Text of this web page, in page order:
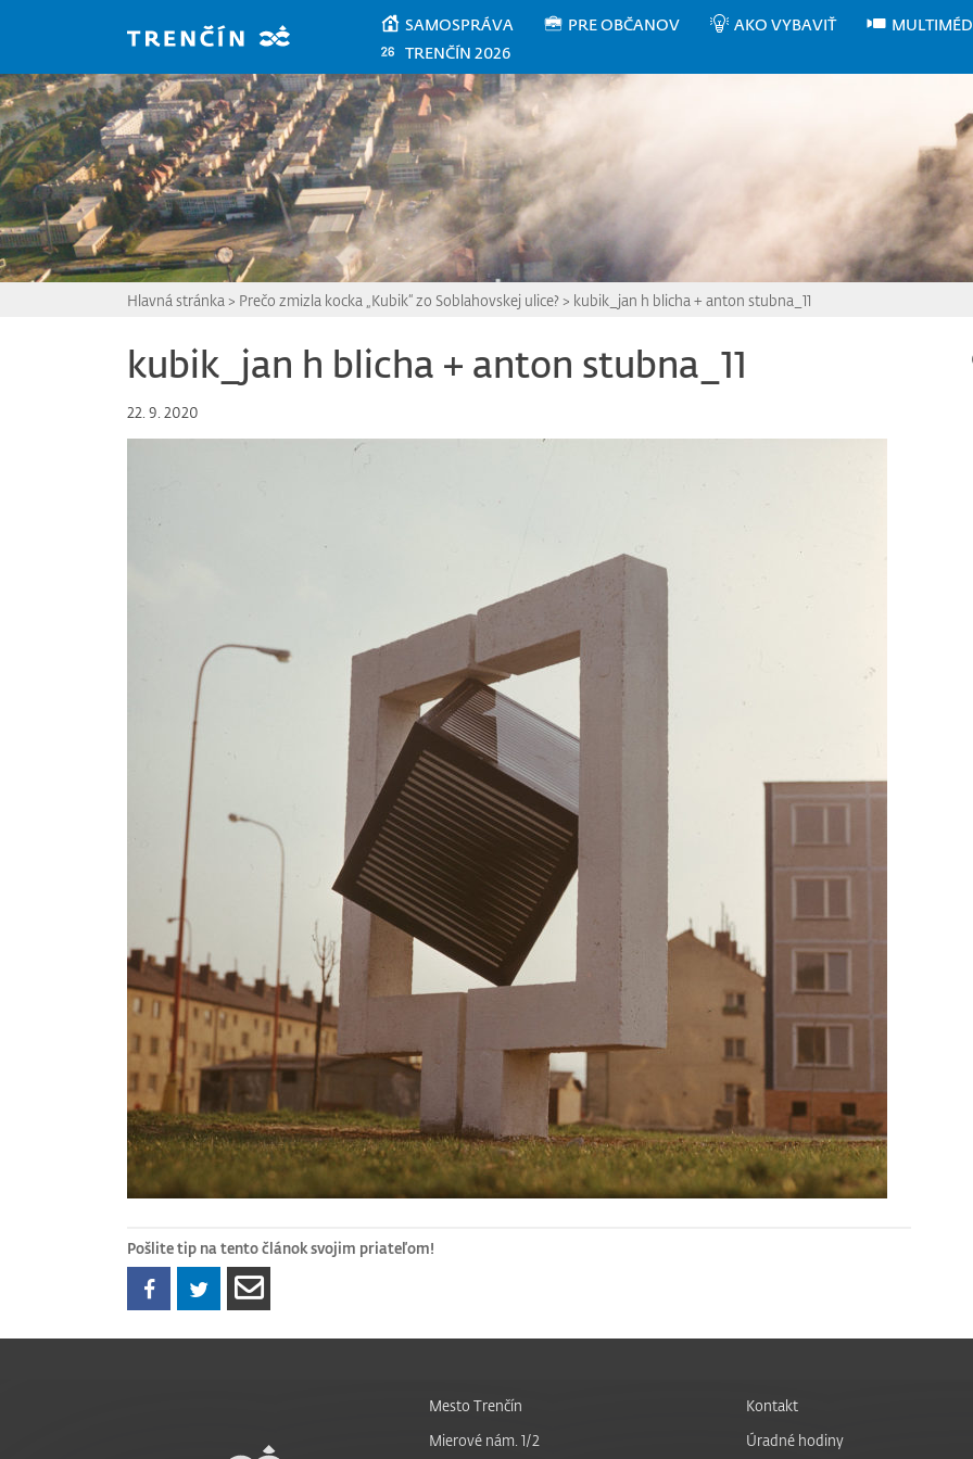
SAMOSPRÁVA PRE OBČANOV AKO VYBAVIŤ
TRENČÍN 2026
Hlavná stránka > Prečo zmizla kocka „Kubik“ zo Soblahovskej ulice?> kubik_jan h blicha + anton stubna_11
kubik_jan h blicha + anton stubna_11
22. 9. 2020
Pošlite tip na tento článok svojim priateľom!
Mesto Trenčín
Mierové nám. 1/2
Kontakt
Úradné hodiny